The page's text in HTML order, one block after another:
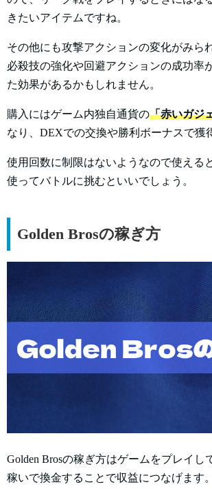
きたいアイテムですね。
その他にも攻撃アクションの変化がみら
必殺技の強化や回避アクションの成功率
た効果があるかもしれません。
購入にはゲーム内独自通貨の「赤いガジ
なり、DEXでの交換や勝利ボーナスで獲
使用回数に制限はないようなので使える
使ってバトルに挑むといいでしょう。
Golden Brosの稼ぎ方
Golden Brosの稼ぎ方はゲームをプレイし
稼いで換金することで収益につなげます